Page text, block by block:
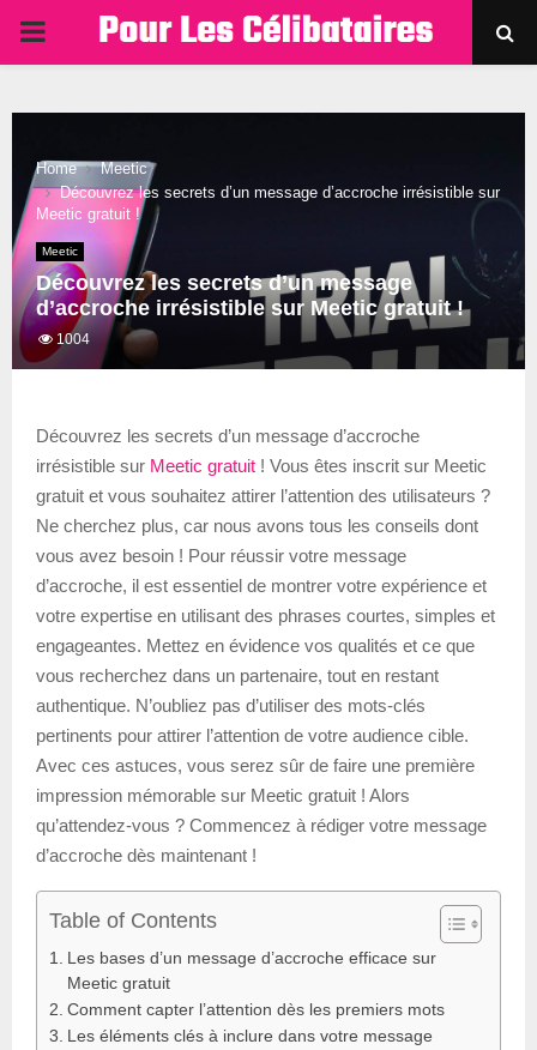
PRIMARY
Home
Meetic
Découvrez les secrets d’un message d’accroche irrésistible sur
Meetic gratuit !
Meetic
Découvrez les secrets d’un message
d’accroche irrésistible sur Meetic gratuit !
1004
Découvrez les secrets d’un message d’accroche
irrésistible sur Meetic gratuit ! Vous êtes inscrit sur Meetic
gratuit et vous souhaitez attirer l’attention des utilisateurs ?
Ne cherchez plus, car nous avons tous les conseils dont
vous avez besoin ! Pour réussir votre message
d’accroche, il est essentiel de montrer votre expérience et
votre expertise en utilisant des phrases courtes, simples et
engageantes. Mettez en évidence vos qualités et ce que
vous recherchez dans un partenaire, tout en restant
authentique. N’oubliez pas d’utiliser des mots-clés
pertinents pour attirer l’attention de votre audience cible.
Avec ces astuces, vous serez sûr de faire une première
impression mémorable sur Meetic gratuit ! Alors
qu’attendez-vous ? Commencez à rédiger votre message
d’accroche dès maintenant !
Table of Contents
Les bases d’un message d’accroche efficace sur
Meetic gratuit
Comment capter l’attention dès les premiers mots
Les éléments clés à inclure dans votre message